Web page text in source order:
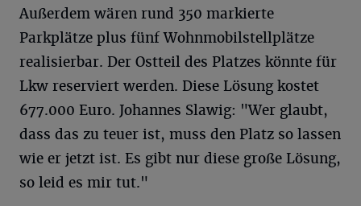
Außerdem wären rund 350 markierte
Parkplätze plus fünf Wohnmobilstellplätze
realisierbar. Der Ostteil des Platzes könnte für
Lkw reserviert werden. Diese Lösung kostet
677.000 Euro. Johannes Slawig: "Wer glaubt,
dass das zu teuer ist, muss den Platz so lassen
wie er jetzt ist. Es gibt nur diese große Lösung,
so leid es mir tut."